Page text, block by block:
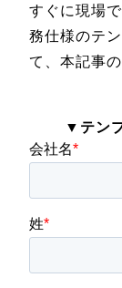
すぐに現場
務仕様のテ
て、本記事
▼テン